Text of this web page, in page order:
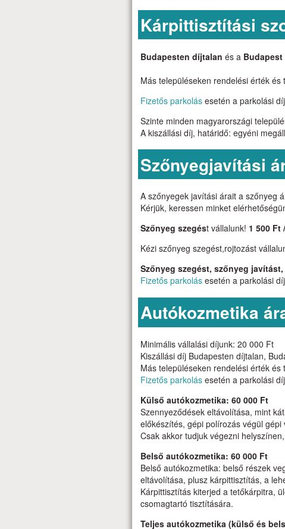
Kárpittisztítási
Budapesten díjtalan és a
Más településeken rendelési érték
Fizetős parkolás esetén a parkolási
Szinte minden magyarországi
A kiszállási díj, határidő: egyéni
Szőnyegjavítási
A szőnyegek javítási árait a szőnyeg
Kérjük, keressen minket
Szőnyeg szegést vállalunk! 1 500 Ft
Kézi szőnyeg szegést,rojtozást
Szőnyeg szegést, szőnyeg
Fizetős parkolás esetén a parkolási
Autókozmetika
Minimális vállalási díjunk: 20 000 Ft
Kiszállási díj Budapesten díjtalan,
Más településeken rendelési érték
Fizetős parkolás esetén a parkolási
Külső autókozmetika: 60 000 Ft
Szennyeződések eltávolítása, mint
előkészítés, gépi polírozás végül gépi
Csak akkor tudjuk végezni
Belső autókozmetika: 60 000 Ft
Belső autókozmetika: belső részek
eltávolítása, plusz kárpittisztítás, a
Kárpittisztítás kiterjed a tetőkárpitra,
csomagtartó tisztítására.
Teljes autókozmetika (külső és